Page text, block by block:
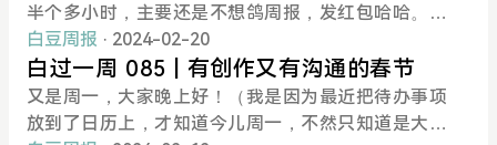
容。后面发现今年根据《豆七问》建立了七个白板之
后，都会把阅读笔记重要的部分拖拽重组到相应的白
板上去，白板在动态变化，不如就直接结合起来，对
着
开了就难受了。遂开始解决这个大概率一直会面对的
问题。使用的工具是 Heptabase， 思路是总体上建
立思维导图大纲确定「人」的类别、再精确到每个人
为单元建立一张卡片。经常性会用到的基础信息，
「人」的照片、单位、职务等，制作一个统一的模
作上突然开始查考勤，早 8:30 前就要到公司，直接把
我的 #5amproject 自己的项目的时间给挤占了，必
须把最黄金注意力的时间去挤早高峰的地铁，虽然在
地铁也能读书，但只能有一块屏幕，预期被打破心情
也是糟糕的。昨晚没睡好，一天内开了 4 本书，本来
性的小总结。所谓的 #5amproject# 实验是我因各种
神奇契机（博主MoneyXYZ、朋友送的《周四推理俱
乐部》等）开始的「前一天 21:00 断网早睡，第二天
早起专门做自己的项目」的活动。在前面的一期周报
里提到过。我其实并没有严格按照 MoneyXYZ《坚持
半个多小时，主要还是不想鸽周报，发红包哈哈。🤔
一周复盘本周关键词：「中介」「实践」本周大部分
时间都是假期，自由的时间。假期补了一下阅读的 kp
i ，和家人、老朋友、新朋友也有很多聊天。回到这
篇周报的关键词「中介」 ，这里并不是指代交易时候
白豆周报 · 2024-02-20
白过一周 085 | 有创作又有沟通的春节
又是周一，大家晚上好！（我是因为最近把待办事项
放到了日历上，才知道今儿周一，不然只知道是大年